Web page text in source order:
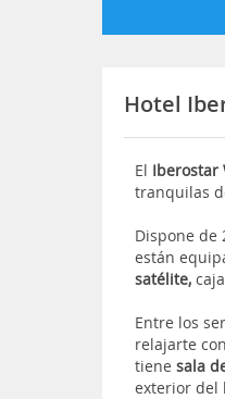
Hotel
El Iberostar
tranquilas
Dispone de
están
satélite,
Entre los
relajarte
tienesala
exterior del